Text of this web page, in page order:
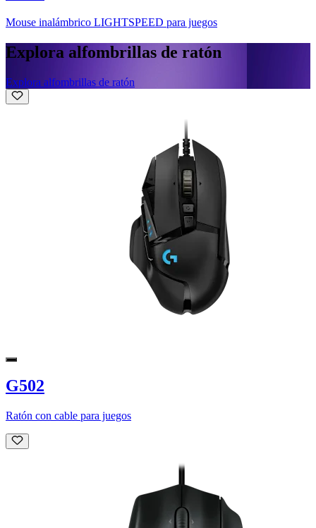
Mouse inalámbrico LIGHTSPEED para juegos
Explora alfombrillas de ratón
Explora alfombrillas de ratón
G502
Ratón con cable para juegos